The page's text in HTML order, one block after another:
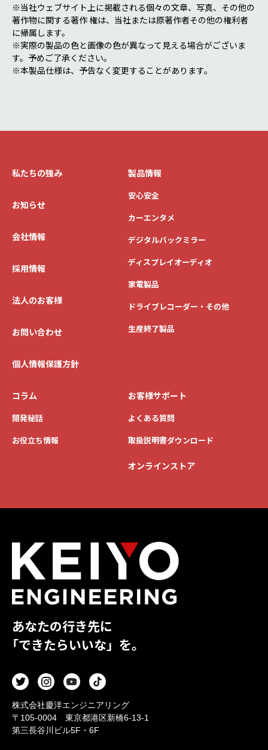
※当社ウェブサイト上に掲載される個々の文章、写真、その他の
著作物に関する著作 権は、当社または原著作者その他の権利者
に帰属します。
※実際の製品の色と画像の色が異なって見える場合がございま
す。予めご了承ください。
※本製品仕様は、予告なく変更することがあります。
私たちの強み
お知らせ
会社情報
採用情報
法人のお客様
お問い合わせ
個人情報保護方針
製品情報
安心安全
カーエンタメ
デジタルバックミラー
ディスプレイオーディオ
家電製品
ドライブレコーダー・その他
生産終了製品
コラム
開発秘話
お役立ち情報
お客様サポート
よくある質問
取扱説明書ダウンロード
オンラインストア
あなたの行き先に
「できたらいいな」を。
株式会社慶洋エンジニアリング
〒105-0004 東京都港区新橋6-13-1
第三長谷川ビル5F・6F